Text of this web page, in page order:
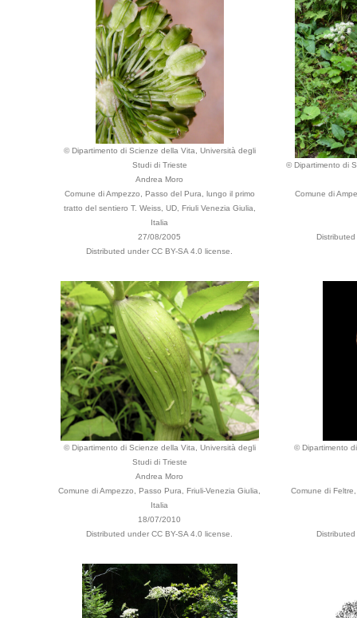
© Dipartimento di Scienze della Vita, Università degli
Studi di Trieste
Andrea Moro
Comune di Ampezzo, Passo del Pura, lungo il primo
tratto del sentiero T. Weiss, UD, Friuli Venezia Giulia,
Italia
27/08/2005
Distributed under CC BY-SA 4.0 license.
© Dipartimento di
Comune di
© Dipartimento di Scienze della Vita, Università degli
Studi di Trieste
Andrea Moro
Comune di Ampezzo, Passo Pura, Friuli-Venezia Giulia,
Italia
18/07/2010
Distributed under CC BY-SA 4.0 license.
© Dipartimento
Comune di